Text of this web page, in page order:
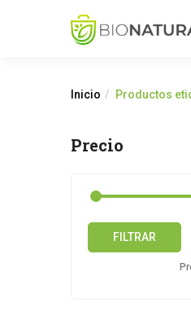
Inicio Productos
Precio
FILTRAR